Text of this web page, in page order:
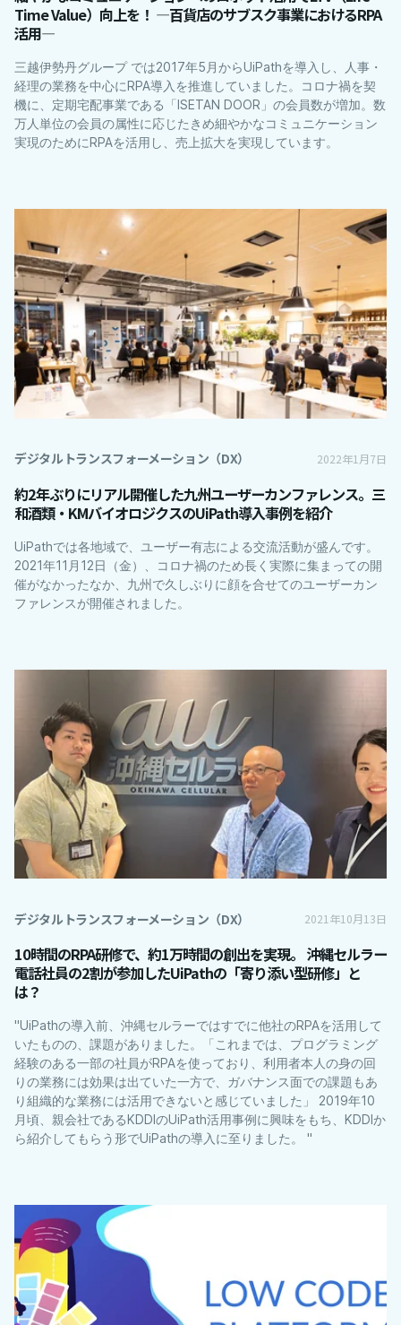
Time Value）向上を！ ―百貨店のサブスク事業におけるRPA
活用―
三越伊勢丹グループ では2017年5月からUiPathを導入し、人事・
経理の業務を中心にRPA導入を推進していました。コロナ禍を契
機に、定期宅配事業である「ISETAN DOOR」の会員数が増加。数
万人単位の会員の属性に応じたきめ細やかなコミュニケーション
実現のためにRPAを活用し、売上拡大を実現しています。
デジタルトランスフォーメーション（DX） 2022年1月7日
約2年ぶりにリアル開催した九州ユーザーカンファレンス。三
和酒類・KMバイオロジクスのUiPath導入事例を紹介
UiPathでは各地域で、ユーザー有志による交流活動が盛んです。
2021年11月12日（金）、コロナ禍のため長く実際に集まっての開
催がなかったなか、九州で久しぶりに顔を合せてのユーザーカン
ファレンスが開催されました。
デジタルトランスフォーメーション（DX） 2021年10月13日
10時間のRPA研修で、約1万時間の創出を実現。 沖縄セルラー
電話社員の2割が参加したUiPathの「寄り添い型研修」と
は？
"UiPathの導入前、沖縄セルラーではすでに他社のRPAを活用して
いたものの、課題がありました。「これまでは、プログラミング
経験のある一部の社員がRPAを使っており、利用者本人の身の回
りの業務には効果は出ていた一方で、ガバナンス面での課題もあ
り組織的な業務には活用できないと感じていました」 2019年10
月頃、親会社であるKDDIのUiPath活用事例に興味をもち、KDDIか
ら紹介してもらう形でUiPathの導入に至りました。 "